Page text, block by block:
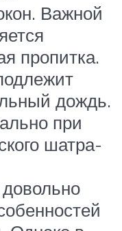
Важной
пропитка.
дождь.
при
шатра-